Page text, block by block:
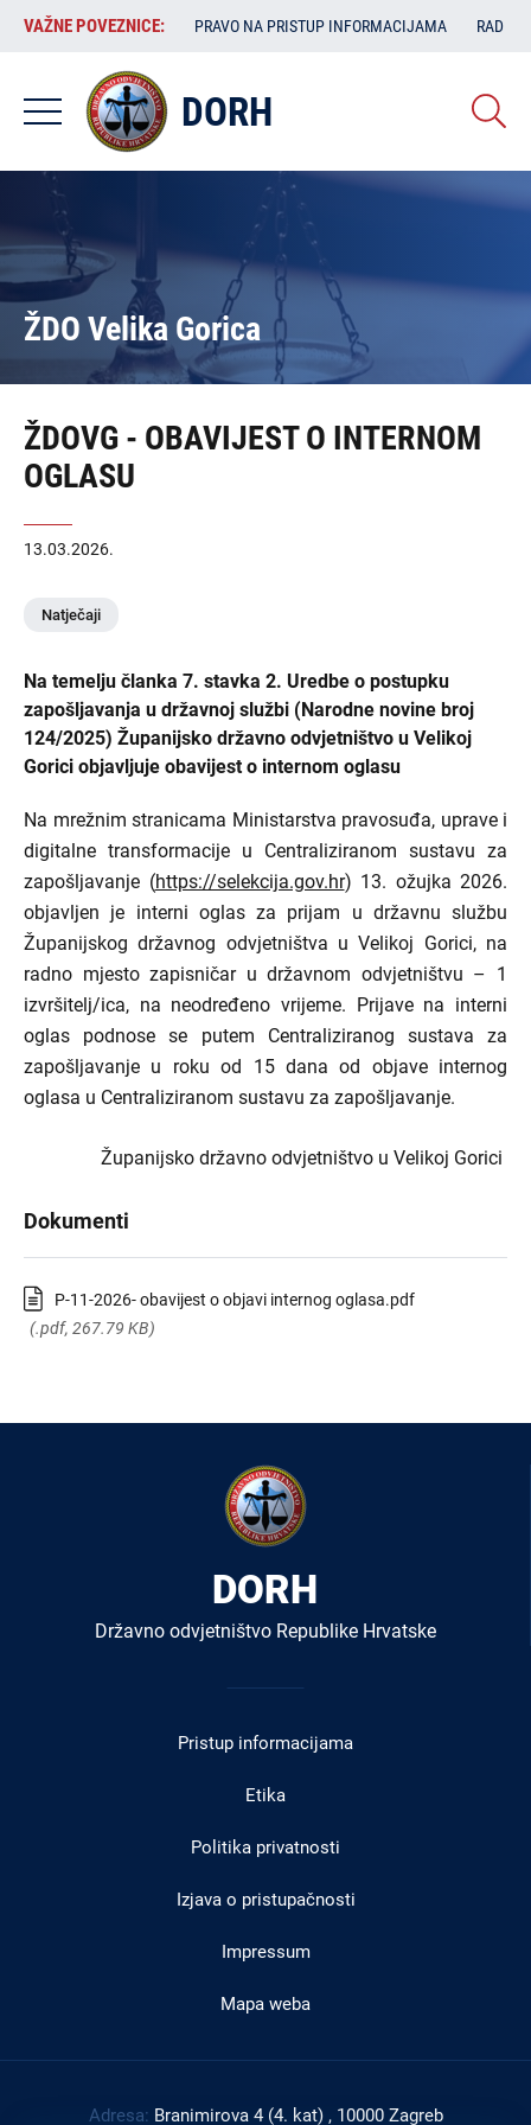
Skoči
sadržaj
VAŽNE
POVEZNICE:
VAŽNE POVEZNICE: PRAVO NA PRISTUP INFORMACIJAMA RAD
DORH
ŽDO Velika Gorica
ŽDOVG - OBAVIJEST O INTERNOM
OGLASU
13.03.2026.
Natječaji
Na temelju članka 7. stavka 2. Uredbe o postupku
zapošljavanja u državnoj službi (Narodne novine broj
124/2025) Županijsko državno odvjetništvo u Velikoj
Gorici objavljuje obavijest o internom oglasu
Na mrežnim stranicama Ministarstva pravosuđa, uprave i
digitalne transformacije u Centraliziranom sustavu za
zapošljavanje (https://selekcija.gov.hr) 13. ožujka 2026.
objavljen je interni oglas za prijam u državnu službu
Županijskog državnog odvjetništva u Velikoj Gorici, na
radno mjesto zapisničar u državnom odvjetništvu – 1
izvršitelj/ica, na neodređeno vrijeme. Prijave na interni
oglas podnose se putem Centraliziranog sustava za
zapošljavanje u roku od 15 dana od objave internog
oglasa u Centraliziranom sustavu za zapošljavanje.
Županijsko državno odvjetništvo u Velikoj Gorici
Dokumenti
P-11-2026- obavijest o objavi internog oglasa.pdf
(.pdf, 267.79 KB)
DORH
Državno odvjetništvo Republike Hrvatske
Pristup informacijama
Etika
Politika privatnosti
Izjava o pristupačnosti
Impressum
Mapa weba
Adresa: Branimirova 4 (4. kat) , 10000 Zagreb